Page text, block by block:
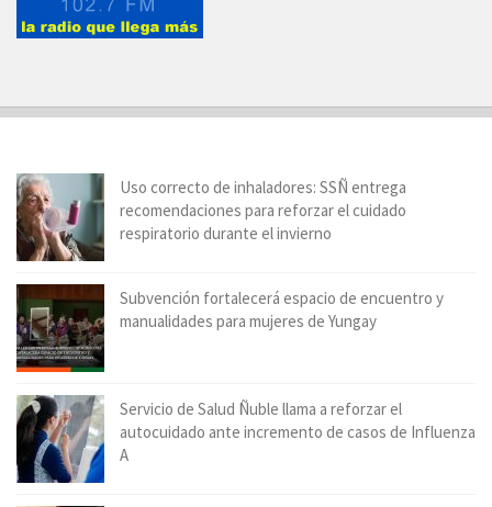
Uso correcto de inhaladores: SSÑ entrega
recomendaciones para reforzar el cuidado
respiratorio durante el invierno
Subvención fortalecerá espacio de encuentro y
manualidades para mujeres de Yungay
Servicio de Salud Ñuble llama a reforzar el
autocuidado ante incremento de casos de Influenza
A